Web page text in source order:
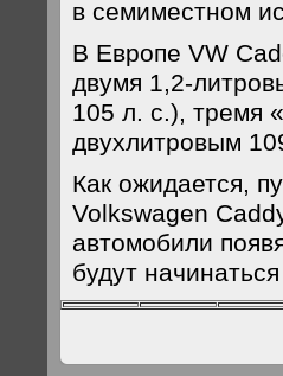
в семиместном
В Европе VW
двумя 1,2-
105 л. с.), тремя
двухлитровым
Как ожидается,
Volkswagen
автомобили
будут